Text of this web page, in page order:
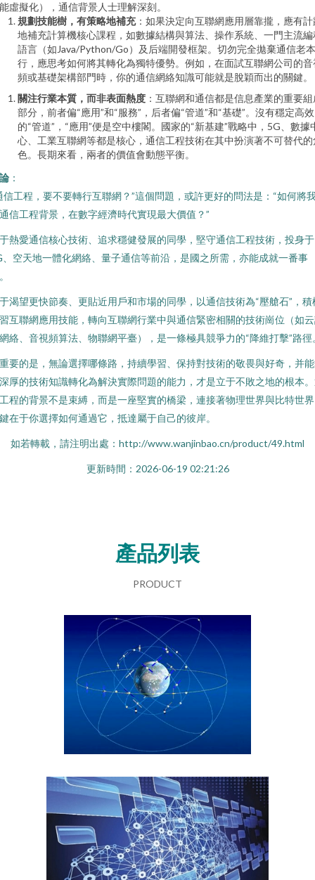
虛擬化），通信背景人士理解深刻。
規劃技能樹，有策略地補充：如果決定向互聯網應用層靠攏，應有計
地補充計算機核心課程，如數據結構與算法、操作系統、一門主流編
語言（如Java/Python/Go）及后端開發框架。切勿完全拋棄通信老本
行，應思考如何將其轉化為獨特優勢。例如，在面試互聯網公司的音
頻或基礎架構部門時，你的通信網絡知識可能就是脫穎而出的關鍵。
關注行業本質，而非表面熱度 ：互聯網和通信都是信息產業的重要
部分，前者偏“應用”和“服務”，后者偏“管道”和“基礎”。沒有穩定高效
的“管道”，“應用”便是空中樓閣。國家的“新基建”戰略中，5G、數據
心、工業互聯網等都是核心，通信工程技術在其中扮演著不可替代的
色。長期來看，兩者的價值會動態平衡。
：
信工程，要不要轉行互聯網？”這個問題，或許更好的問法是：“如何將
信工程背景，在數字經濟時代實現最大價值？”
熱愛通信核心技術、追求穩健發展的同學，堅守通信工程技術，投身于
、空天地一體化網絡、量子通信等前沿，是國之所需，亦能成就一番事
渴望更快節奏、更貼近用戶和市場的同學，以通信技術為“壓艙石”，積
互聯網應用技能，轉向互聯網行業中與通信緊密相關的技術崗位（如
絡、音視頻算法、物聯網平臺），是一條極具競爭力的“降維打擊”路徑
要的是，無論選擇哪條路，持續學習、保持對技術的敬畏與好奇，并
厚的技術知識轉化為解決實際問題的能力，才是立于不敗之地的根本
程的背景不是束縛，而是一座堅實的橋梁，連接著物理世界與比特世
在于你選擇如何通過它，抵達屬于自己的彼岸。
如若轉載，請注明出處：http://www.wanjinbao.cn/product/49.html
更新時間：2026-06-19 02:21:26
產品列表
PRODUCT